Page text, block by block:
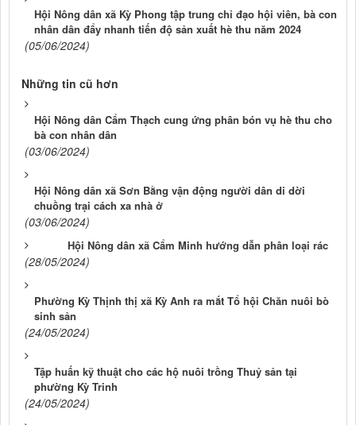
Hội Nông dân xã Kỳ Phong tập trung chỉ đạo hội viên, bà con
nhân dân đẩy nhanh tiến độ sản xuất hè thu năm 2024
(05/06/2024)
Những tin cũ hơn
Hội Nông dân Cẩm Thạch cung ứng phân bón vụ hè thu cho
bà con nhân dân
(03/06/2024)
Hội Nông dân xã Sơn Bằng vận động người dân di dời
chuồng trại cách xa nhà ở
(03/06/2024)
Hội Nông dân xã Cẩm Minh hướng dẫn phân loại rác
(28/05/2024)
Phường Kỳ Thịnh thị xã Kỳ Anh ra mắt Tổ hội Chăn nuôi bò
sinh sản
(24/05/2024)
Tập huấn kỹ thuật cho các hộ nuôi trồng Thuỷ sản tại
phường Kỳ Trinh
(24/05/2024)